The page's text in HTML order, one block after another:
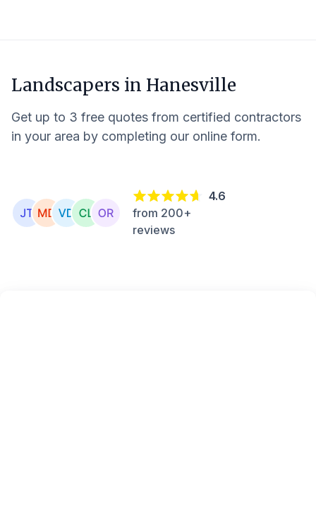
Landscapers in Hanesville
Get up to 3 free quotes from certified contractors
in your area by completing our online form.
4.6
from 200+
reviews